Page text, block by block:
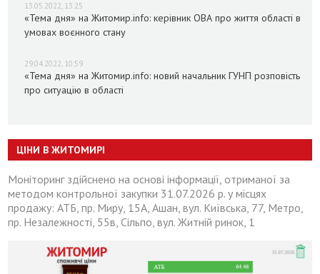
13.05.2022, 13:25
«Тема дня» на Житомир.info: керівник ОВА про життя області в
умовах воєнного стану
29.04.2022, 10:59
«Тема дня» на Житомир.info: новий начальник ГУНП розповість
про ситуацію в області
ЦІНИ В ЖИТОМИРІ
Моніторинг здійснено на основі інформації, отриманої за
методом контрольної закупки 31.07.2026 р. у місцях
продажу: АТБ, пр. Миру, 15А, Ашан, вул. Київська, 77, Метро,
пр. Незалежності, 55в, Сільпо, вул. Житній ринок, 1